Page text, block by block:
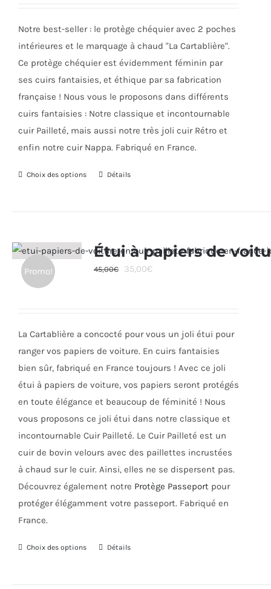
choisies
page
produit
Notre best-seller : le protège chéquier avec 2 poches
intérieures et le marquage à chaud "La Cartablière".
Ce protège chéquier est évidemment féminin par
ses cuirs fantaisies, et éthique par sa fabrication
française ! Nous vous le proposons dans différents
cuirs fantaisies : Notre classique et incontournable
cuir Pailleté, mais aussi notre très joli cuir Rétro et
enfin notre cuir Nappa. Fabriqué en France.
Choix des options
Ce
variations.
Les
choisies
sur
page
du
produit
Détails
Promo!
Étui à papiers de
45,00€
Le
45,00€.
35,00€Le
35,00€.
La Cartablière a concocté pour vous un joli étui pour
ranger vos papiers de voiture. En cuirs fantaisies
bien sûr, fabriqué en France toujours ! Avec ce joli
étui à papiers de voiture, vos papiers seront protégés
en toute élégance et beaucoup de féminité ! Nous
vous proposons ce joli étui dans notre classique et
incontournable Cuir Pailleté. Le Cuir Pailleté est un
cuir de bovin velours avec des paillettes incrustées
à chaud sur le cuir. Ainsi, elles ne se dispersent pas.
Découvrez également notre Protège Passeport pour
protéger élégamment votre passeport. Fabriqué en
France.
Choix des options
CeDétails